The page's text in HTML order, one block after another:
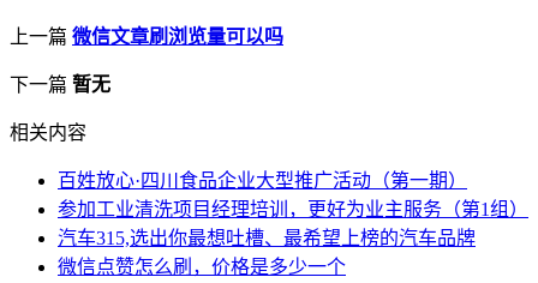
上一篇 微信文章刷浏览量可以吗
下一篇 暂无
相关内容
百姓放心·四川食品企业大型推广活动（第一期）
参加工业清洗项目经理培训，更好为业主服务（第1组）
汽车315,选出你最想吐槽、最希望上榜的汽车品牌
微信点赞怎么刷，价格是多少一个